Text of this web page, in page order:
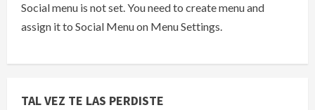
Social menu is not set. You need to create menu and
assign it to Social Menu on Menu Settings.
TAL VEZ TE LAS PERDISTE